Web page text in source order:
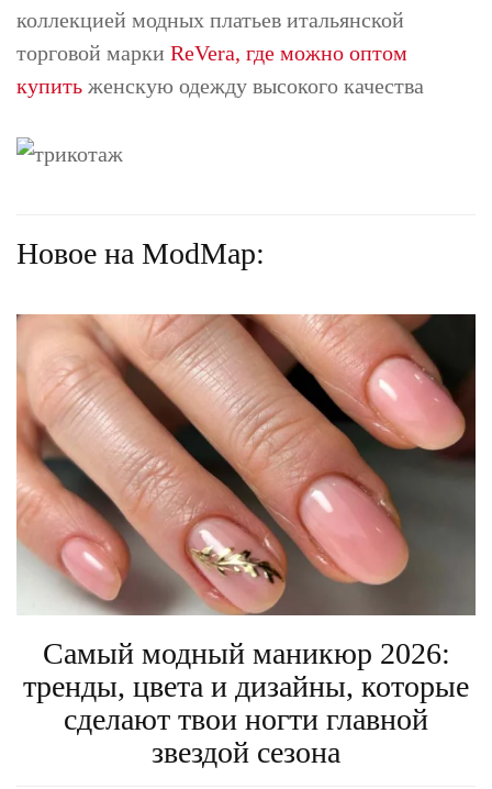
коллекцией модных платьев итальянской
торговой марки ReVera, где можно оптом
купить женскую одежду высокого качества
Новое на ModMap:
Самый модный маникюр 2026:
тренды, цвета и дизайны, которые
сделают твои ногти главной
звездой сезона